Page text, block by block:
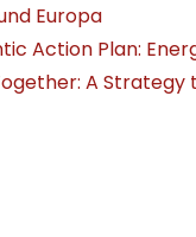
Europa
Action Plan:
A Strategy